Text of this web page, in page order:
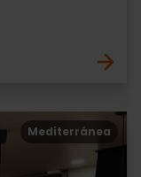
Mediterránea